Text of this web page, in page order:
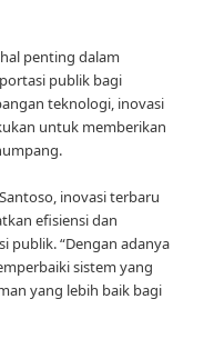
penting dalam
publik bagi
teknologi, inovasi
untuk memberikan
inovasi terbaru
efisiensi dan
publik. “Dengan adanya
sistem yang
yang lebih baik bagi